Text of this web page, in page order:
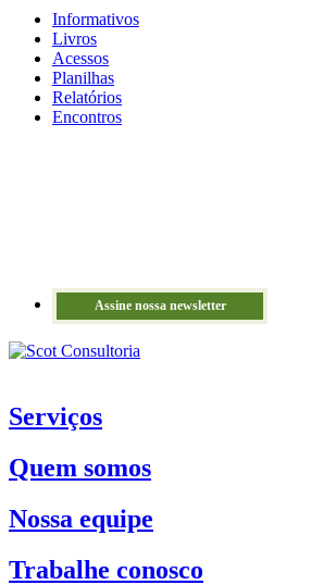
Informativos
Livros
Acessos
Planilhas
Relatórios
Encontros
Assine nossa newsletter
Serviços
Quem somos
Nossa equipe
Trabalhe conosco